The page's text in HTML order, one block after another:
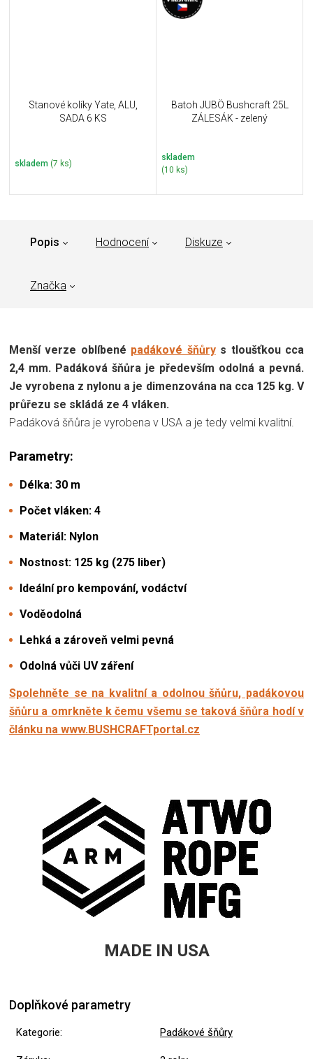
Stanové kolíky Yate, ALU,
SADA 6 KS
skladem (7 ks)
Batoh JUBÖ Bushcraft 25L
ZÁLESÁK - zelený
skladem
(10 ks)
Popis Hodnocení Diskuze
Značka
Menší verze oblíbené padákové šňůrys tloušťkou cca
2,4 mm. Padáková šňůra je především odolná a pevná.
Je vyrobena z nylonu a je dimenzována na cca 125 kg. V
průřezu se skládá ze 4 vláken.
Padáková šňůra je vyrobena v USA a je tedy velmi kvalitní.
Parametry:
Délka: 30 m
Počet vláken: 4
Materiál: Nylon
Nostnost: 125 kg (275 liber)
Ideální pro kempování, vodáctví
Voděodolná
Lehká a zároveň velmi pevná
Odolná vůči UV záření
Spolehněte se na kvalitní a odolnou šňůru, padákovou
šňůru a omrkněte k čemu všemu se taková šňůra hodí v
článku na www.BUSHCRAFTportal.cz
MADE IN USA
Doplňkové parametry
Kategorie: Padákové šňůry